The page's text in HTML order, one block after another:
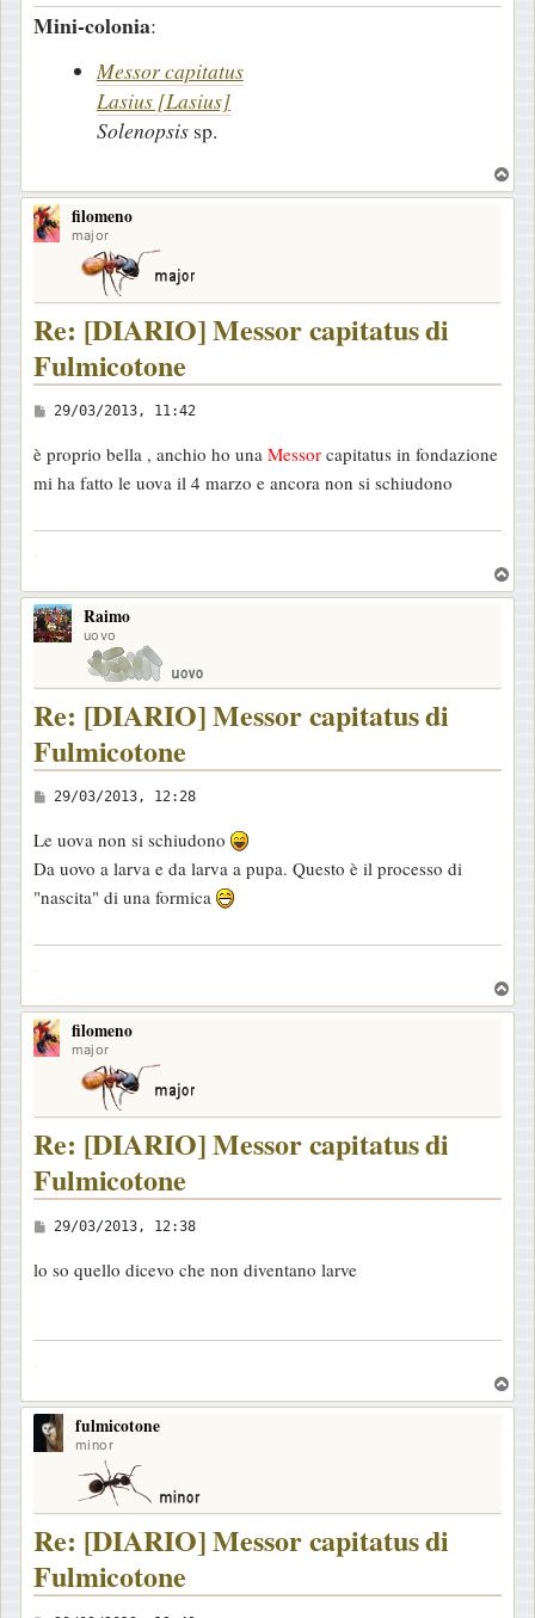
Mini-colonia:
Messor capitatus
Lasius [Lasius]
Solenopsissp.
o
filomeno
major
Re: [DIARIO] Messor capitatus di
Fulmicotone
M
s
s
i
o
29/03/2013, 11:42
è proprio bella , anchio ho una Messor capitatus in fondazione
mi ha fatto le uova il 4 marzo e ancora non si schiudono
o
Raimo
uovo
Re: [DIARIO] Messor capitatus di
Fulmicotone
M
s
s
a
o
29/03/2013, 12:28
Le uova non si schiudono
Da uovo a larva e da larva a pupa. Questo è il processo di
"nascita" di una formica
o
filomeno
major
Re: [DIARIO] Messor capitatus di
Fulmicotone
M
s
a
i
o
29/03/2013, 12:38
lo so quello dicevo che non diventano larve
o
fulmicotone
minor
Re: [DIARIO] Messor capitatus di
Fulmicotone